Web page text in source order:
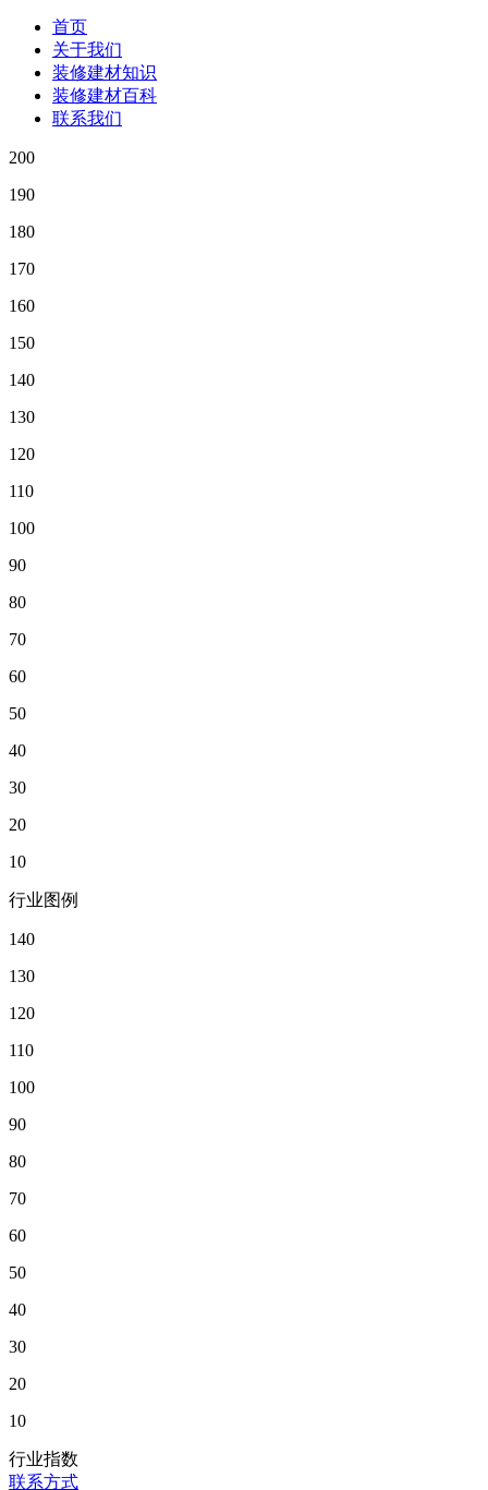
首页
关于我们
装修建材知识
装修建材百科
联系我们
200
190
180
170
160
150
140
130
120
110
100
90
80
70
60
50
40
30
20
10
行业图例
140
130
120
110
100
90
80
70
60
50
40
30
20
10
行业指数
联系方式